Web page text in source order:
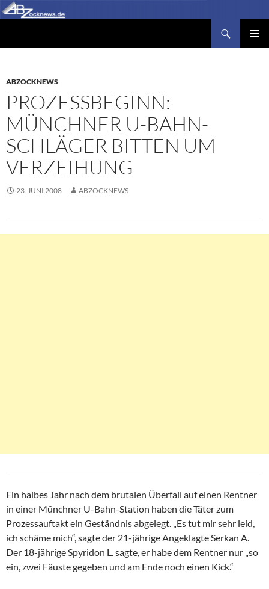
Zum
Inhalt
ABZOCKNEWS
PROZESSBEGINN:
MÜNCHNER U-BAHN-
SCHLÄGER BITTEN UM
VERZEIHUNG
23. JUNI 2008 ABZOCKNEWS
Ein halbes Jahr nach dem brutalen Überfall auf einen Rentner
in einer Münchner U-Bahn-Station haben die Täter zum
Prozessauftakt ein Geständnis abgelegt. „Es tut mir sehr leid,
ich schäme mich“, sagte der 21-jährige Angeklagte Serkan A.
Der 18-jährige Spyridon L. sagte, er habe dem Rentner nur „so
ein, zwei Fäuste gegeben und am Ende noch einen Kick.“